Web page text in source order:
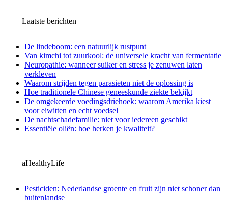
Laatste berichten
De lindeboom: een natuurlijk rustpunt
Van kimchi tot zuurkool: de universele kracht van fermentatie
Neuropathie: wanneer suiker en stress je zenuwen laten
verkleven
Waarom strijden tegen parasieten niet de oplossing is
Hoe traditionele Chinese geneeskunde ziekte bekijkt
De omgekeerde voedingsdriehoek: waarom Amerika kiest
voor eiwitten en echt voedsel
De nachtschadefamilie: niet voor iedereen geschikt
Essentiële oliën: hoe herken je kwaliteit?
aHealthyLife
Pesticiden: Nederlandse groente en fruit zijn niet schoner dan
buitenlandse